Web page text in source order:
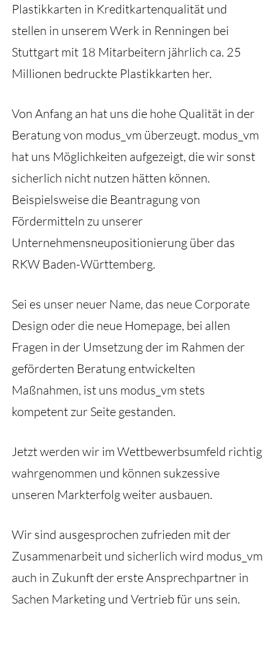
Plastikkarten in Kreditkartenqualität und
stellen in unserem Werk in Renningen bei
Stuttgart mit 18 Mitarbeitern jährlich ca. 25
Millionen bedruckte Plastikkarten her.
Von Anfang an hat uns die hohe Qualität in der
Beratung von modus_vm überzeugt. modus_vm
hat uns Möglichkeiten aufgezeigt, die wir sonst
sicherlich nicht nutzen hätten können.
Beispielsweise die Beantragung von
Fördermitteln zu unserer
Unternehmensneupositionierung über das
RKW Baden-Württemberg.
Sei es unser neuer Name, das neue Corporate
Design oder die neue Homepage, bei allen
Fragen in der Umsetzung der im Rahmen der
geförderten Beratung entwickelten
Maßnahmen, ist uns modus_vm stets
kompetent zur Seite gestanden.
Jetzt werden wir im Wettbewerbsumfeld richtig
wahrgenommen und können sukzessive
unseren Markterfolg weiter ausbauen.
Wir sind ausgesprochen zufrieden mit der
Zusammenarbeit und sicherlich wird modus_vm
auch in Zukunft der erste Ansprechpartner in
Sachen Marketing und Vertrieb für uns sein.